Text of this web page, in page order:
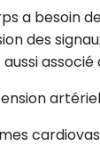
a besoin
des